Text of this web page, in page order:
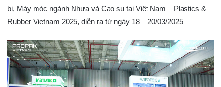
bị, Máy móc ngành Nhựa và Cao su tại Việt Nam – Plastics &
Rubber Vietnam 2025, diễn ra từ ngày 18 – 20/03/2025.